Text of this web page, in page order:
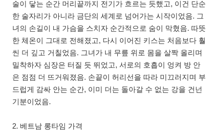
술이 닿는 순간 머리끝까지 전기가 흐르는 듯했고, 이건 단순
한 술자리가 아니라 금단의 세계로 넘어가는 시작이었음. 그
녀의 손길이 내 가슴을 스치자 순간적으로 숨이 막혔음. 따뜻
한 체온이 그대로 전해졌고, 다시 이어진 키스는 처음보다 훨
씬 더 깊고 거칠었음. 그녀가 내 무릎 위로 몸을 살짝 올리며
밀착하자 심장은 터질 듯 뛰었고, 서로의 호흡이 엉켜 방 안
은 점점 더 뜨거워졌음. 손끝이 허리선을 따라 미끄러지며 부
드럽게 감싸 안는 순간, 이미 더는 돌아갈 수 없는 강을 건넌
기분이었음.
2. 베트남 롱타임 가격